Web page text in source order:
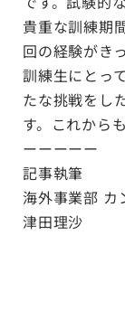
貴重な訓練期
回の経験がき
訓練生にとっ
たな挑戦をし
す。これから
ーーーーー
記事執筆
海外事業部 カ
津田理沙